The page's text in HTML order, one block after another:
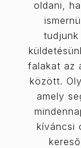
oldani,
tudjunk
falakat az
között.
amely
kíváncsi